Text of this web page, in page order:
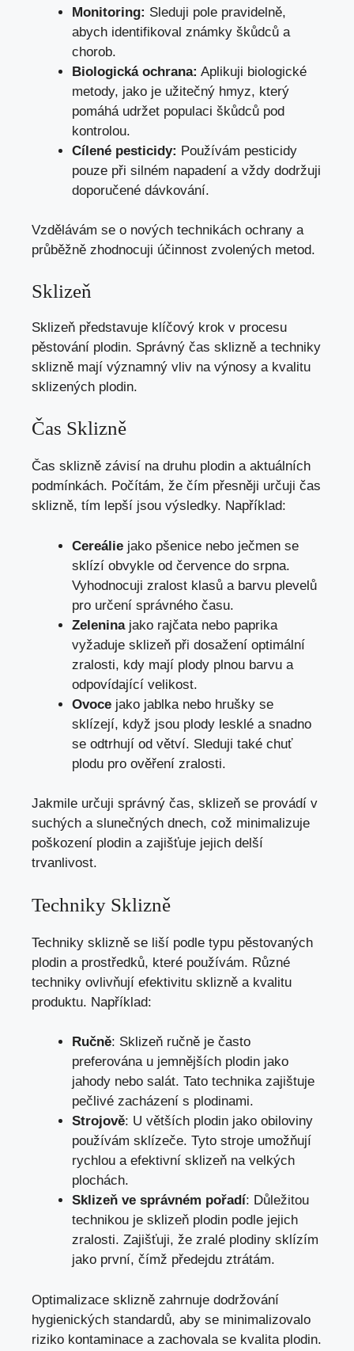
Monitoring: Sleduji pole pravidelně,
abych identifikoval známky škůdců a
chorob.
Biologická ochrana: Aplikuji biologické
metody, jako je užitečný hmyz, který
pomáhá udržet populaci škůdců pod
kontrolou.
Cílené pesticidy: Používám pesticidy
pouze při silném napadení a vždy dodržuji
doporučené dávkování.
Vzdělávám se o nových technikách ochrany a
průběžně zhodnocuji účinnost zvolených metod.
Sklizeň
Sklizeň představuje klíčový krok v procesu
pěstování plodin. Správný čas sklizně a techniky
sklizně mají významný vliv na výnosy a kvalitu
sklizených plodin.
Čas Sklizně
Čas sklizně závisí na druhu plodin a aktuálních
podmínkách. Počítám, že čím přesněji určuji čas
sklizně, tím lepší jsou výsledky. Například:
Cereálie jako pšenice nebo ječmen se
sklízí obvykle od července do srpna.
Vyhodnocuji zralost klasů a barvu plevelů
pro určení správného času.
Zeleninajako rajčata nebo paprika
vyžaduje sklizeň při dosažení optimální
zralosti, kdy mají plody plnou barvu a
odpovídající velikost.
Ovoce jako jablka nebo hrušky se
sklízejí, když jsou plody lesklé a snadno
se odtrhují od větví. Sleduji také chuť
plodu pro ověření zralosti.
Jakmile určuji správný čas, sklizeň se provádí v
suchých a slunečných dnech, což minimalizuje
poškození plodin a zajišťuje jejich delší
trvanlivost.
Techniky Sklizně
Techniky sklizně se liší podle typu pěstovaných
plodin a prostředků, které používám. Různé
techniky ovlivňují efektivitu sklizně a kvalitu
produktu. Například:
Ručně: Sklizeň ručně je často
preferována u jemnějších plodin jako
jahody nebo salát. Tato technika zajištuje
pečlivé zacházení s plodinami.
Strojově: U větších plodin jako obiloviny
používám sklízeče. Tyto stroje umožňují
rychlou a efektivní sklizeň na velkých
plochách.
Sklizeň ve správném pořadí: Důležitou
technikou je sklizeň plodin podle jejich
zralosti. Zajišťuji, že zralé plodiny sklízím
jako první, čímž předejdu ztrátám.
Optimalizace sklizně zahrnuje dodržování
hygienických standardů, aby se minimalizovalo
riziko kontaminace a zachovala se kvalita plodin.